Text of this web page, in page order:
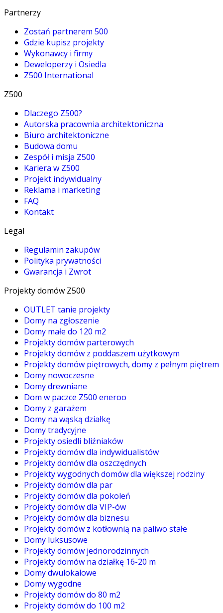
Partnerzy
Zostań partnerem 500
Gdzie kupisz projekty
Wykonawcy i firmy
Deweloperzy i Osiedla
Z500 International
Z500
Dlaczego Z500?
Autorska pracownia architektoniczna
Biuro architektoniczne
Budowa domu
Zespół i misja Z500
Kariera w Z500
Projekt indywidualny
Reklama i marketing
FAQ
Kontakt
Legal
Regulamin zakupów
Polityka prywatności
Gwarancja i Zwrot
Projekty domów Z500
OUTLET tanie projekty
Domy na zgłoszenie
Domy małe do 120 m2
Projekty domów parterowych
Projekty domów z poddaszem użytkowym
Projekty domów piętrowych, domy z pełnym piętrem
Domy nowoczesne
Domy drewniane
Dom w paczce Z500 eneroo
Domy z garażem
Domy na wąską działkę
Domy tradycyjne
Projekty osiedli bliźniaków
Projekty domów dla indywidualistów
Projekty domów dla oszczędnych
Projekty wygodnych domów dla większej rodziny
Projekty domów dla par
Projekty domów dla pokoleń
Projekty domów dla VIP-ów
Projekty domów dla biznesu
Projekty domów z kotłownią na paliwo stałe
Domy luksusowe
Projekty domów jednorodzinnych
Projekty domów na działkę 16-20 m
Domy dwulokalowe
Domy wygodne
Projekty domów do 80 m2
Projekty domów do 100 m2